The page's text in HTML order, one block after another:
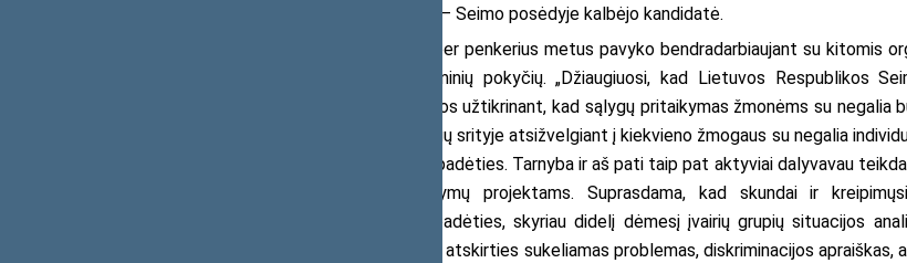
susidomėjimas lygiomis galimybėmis“, – Seimo posėdyje kalbėjo kandidatė.
B. Sabatauskaitė tvirtino, kad per penkerius metus pavyko bendradarbiaujant su kitomis
institucijomis, prisidėti ir prie įstatyminių pokyčių. „Džiaugiuosi, kad Lietuvos Respublikos
apsaugą nuo diskriminacijos dėl negalios užtikrinant, kad sąlygų pritaikymas žmonėms su negalia
tiek darbo srityje, tiek prekių ir paslaugų srityje atsižvelgiant į kiekvieno žmogaus su negalia
Uždrausta diskriminacija dėl šeiminės padėties. Tarnyba ir aš pati taip pat aktyviai dalyvavau
daugybei kitų teisės aktų ir įstatymų projektams. Suprasdama, kad skundai ir
diskriminacijos neatskleidžia realios padėties, skyriau didelį dėmesį įvairių grupių situacijos
vyresnio amžiaus žmonių skaitmeninės atskirties sukeliamas problemas, diskriminacijos apraiškas,